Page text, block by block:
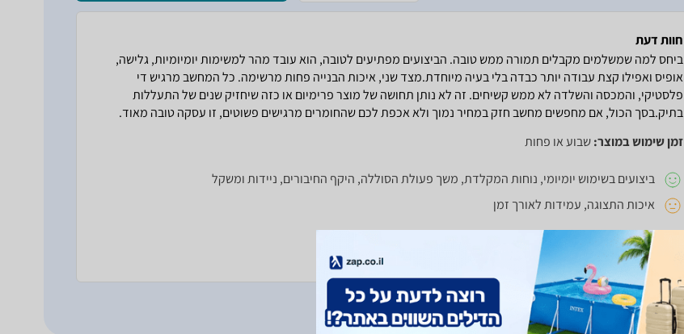
חוות דעת
ביחס למה שמשלמים מקבלים תמורה ממש טובה. הביצועים מפתיעים לטובה, הוא עובד מהר למשימות יומיומיות, גלישה,
אופיס ואפילו קצת עבודה יותר כבדה בלי בעיה מיוחדת.מצד שני, איכות הבנייה פחות מרשימה. כל המחשב מרגיש די
פלסטיקי, והמכסה והשלדה לא ממש קשיחים. זה לא נותן תחושה של מוצר פרימיום או כזה שיחזיק שנים של התעללות
בתיק.בסך הכול, אם מחפשים מחשב חזק במחיר נמוך ולא אכפת לכם שהחומרים מרגישים פשוטים, זו עסקה טובה מאוד.
זמן שימוש במוצר:שבוע או פחות
ביצועים בשימוש יומיומי, נוחות המקלדת, משך פעולת הסוללה, היקף החיבורים, ניידות ומשקל
איכות התצוגה, עמידות לאורך זמן
חוו"ד עזרה חוו"ד לא עזרה